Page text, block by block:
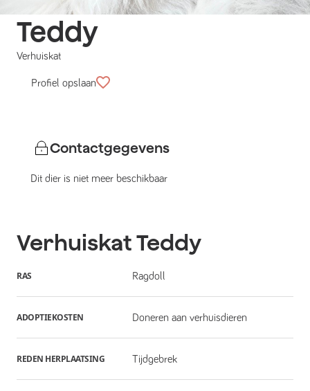
Teddy
Verhuiskat
Profiel opslaan
Contactgegevens
Dit dier is niet meer beschikbaar
VerhuiskatTeddy
RAS Ragdoll
ADOPTIEKOSTEN Doneren aan verhuisdieren
REDEN HERPLAATSING Tijdgebrek